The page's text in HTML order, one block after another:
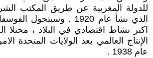
للدولة المغربية عن طريق المكتب
الذي نشأ عام 1920 .
اكبر نشاط اقتصادي في البلاد ، محتلا
الإنتاج العالمي بعد الولايات المتحدة
عام 1938 .